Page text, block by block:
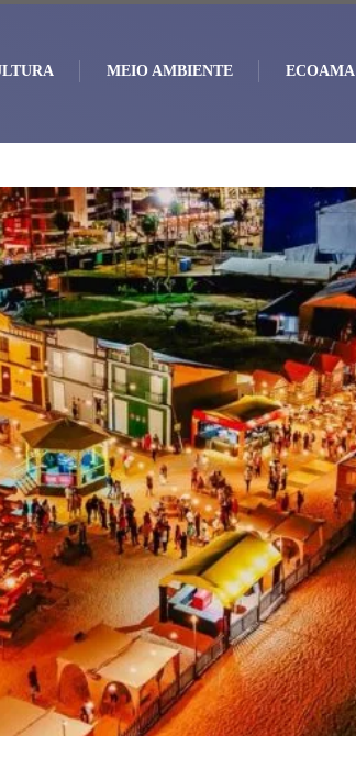
MEIO AMBIENTE ECOAMA